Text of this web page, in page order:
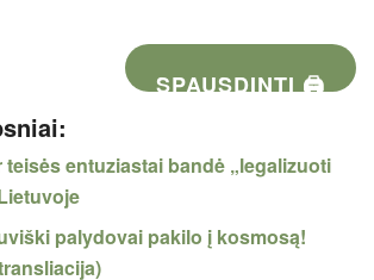
SPAUSDINTI 🖨
entuziastai bandė „legalizuoti
palydovai pakilo į kosmosą!